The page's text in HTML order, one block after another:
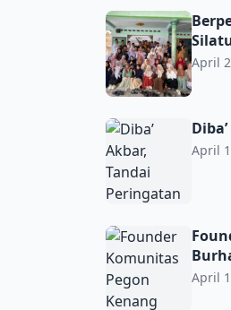
Berperan Aktif
April
Diba’ Akbar,
April
Founder
April